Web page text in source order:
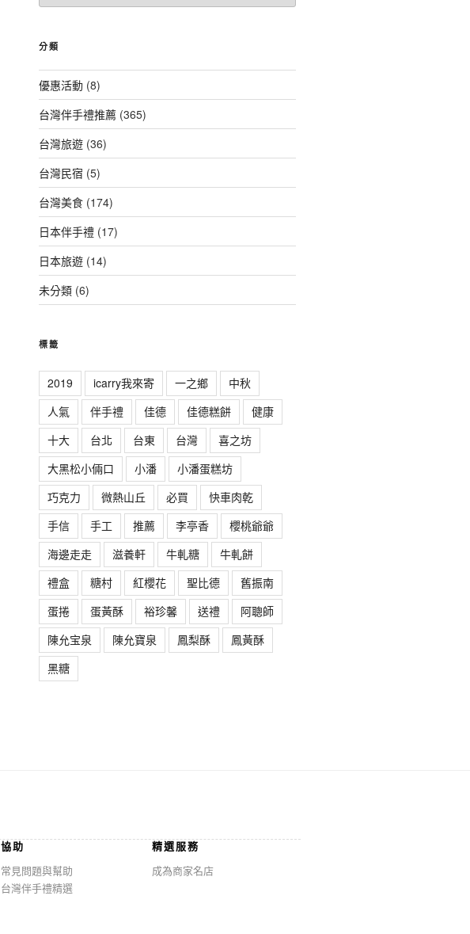
總
分類
優惠活動(8)
台灣伴手禮推薦(365)
台灣旅遊(36)
台灣民宿 (5)
台灣美食(174)
日本伴手禮(17)
日本旅遊(14)
未分類(6)
標籤
2019 icarry我來寄 一之鄉
中秋
人氣
伴手禮 佳德 佳德糕餅
健康
十大
台北 台東 台灣
喜之坊
大黑松小倆口
小潘
小潘蛋糕坊
巧克力
微熱山丘 必買
快車肉乾
手信
手工 推薦 李亭香
櫻桃爺爺
海邊走走
滋養軒 牛軋糖
牛軋餅
禮盒
糖村 紅櫻花 聖比德
舊振南
蛋捲
蛋黃酥 裕珍馨 送禮
阿聰師
陳允宝泉
陳允寶泉 鳳梨酥
鳳黃酥
黑糖
協助
常見問題與幫助
台灣伴手禮精選
精選服務
成為商家名店